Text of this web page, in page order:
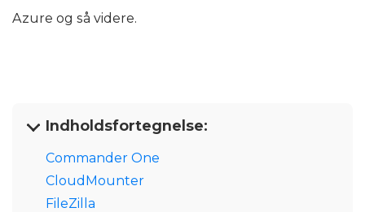
Azure og så videre.
Indholdsfortegnelse:
Commander One
CloudMounter
FileZilla